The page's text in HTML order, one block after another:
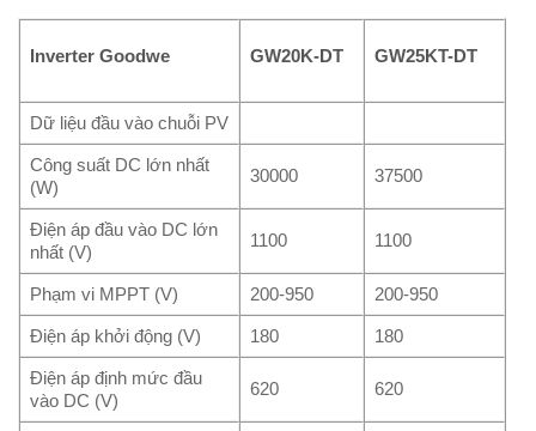
Inverter Goodwe GW20K-DT GW25KT-DT
Dữ liệu đầu vào chuỗi PV
Công suất DC lớn nhất
(W)
30000 37500
Điện áp đầu vào DC lớn
nhất (V)
1100 1100
Phạm vi MPPT (V) 200-950 200-950
Điện áp khởi động (V) 180 180
Điện áp định mức đầu
vào DC (V)
620 620